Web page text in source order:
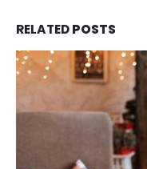
RELATEDPOSTS